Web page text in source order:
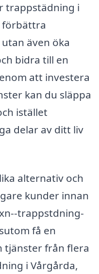
trappstädning i
förbättra
även öka
bidra till en
att investera
kan du släppa
istället
delar av ditt liv
alternativ och
kunder innan
trappstdning-
få en
tjänster från flera
i Vårgårda,